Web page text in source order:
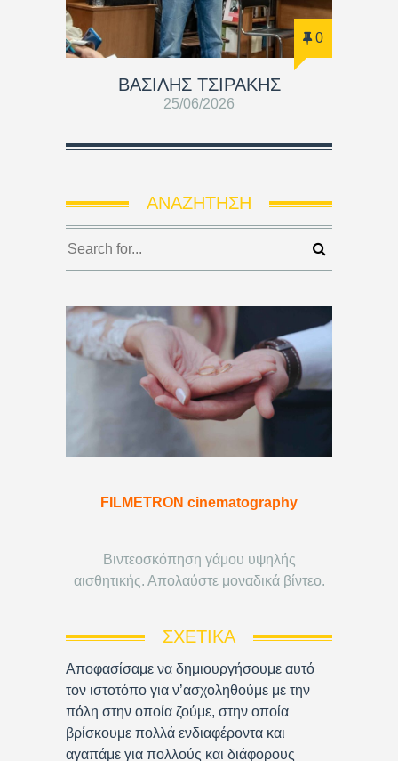
0
ΒΑΣΊΛΗΣ ΤΣΙΡΆΚΗΣ
25/06/2026
ΑΝΑΖΉΤΗΣΗ
FILMETRON cinematography
Βιντεοσκόπηση γάμου υψηλής
αισθητικής. Απολαύστε μοναδικά βίντεο.
ΣΧΕΤΙΚΆ
Αποφασίσαμε να δημιουργήσουμε αυτό
τον ιστοτόπο για ν’ασχοληθούμε με την
πόλη στην οποία ζούμε, στην οποία
βρίσκουμε πολλά ενδιαφέροντα και
αγαπάμε για πολλούς και διάφορους